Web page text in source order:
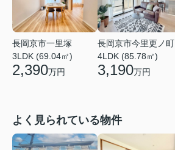
長岡京市一里塚
3LDK (69.04㎡)
2,390万円
長岡京市今里更ノ町
4LDK (85.78㎡)
3,190万円
よく見られている物件